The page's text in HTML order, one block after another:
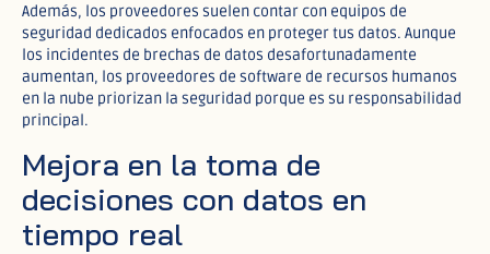
Además, los proveedores suelen contar con equipos de
seguridad dedicados enfocados en proteger tus datos. Aunque
los incidentes de brechas de datos desafortunadamente
aumentan, los proveedores de software de recursos humanos
en la nube priorizan la seguridad porque es su responsabilidad
principal.​
Mejora en la toma de
decisiones con datos en
tiempo real